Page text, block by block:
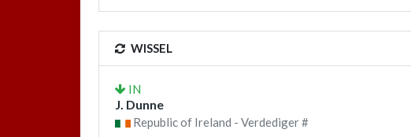
WISSEL
IN
J. Dunne
Republic of Ireland - Verdediger #